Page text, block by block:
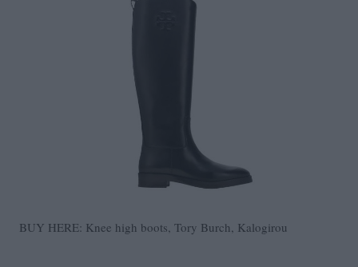
BUY HERE: Knee high boots, Tory Burch, Kalogirou